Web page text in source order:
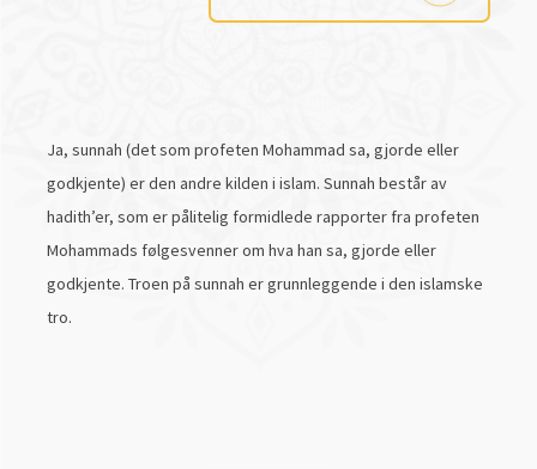
Ja, sunnah (det som profeten Mohammad sa, gjorde eller
godkjente) er den andre kilden i islam. Sunnah består av
hadith’er, som er pålitelig formidlede rapporter fra profeten
Mohammads følgesvenner om hva han sa, gjorde eller
godkjente. Troen på sunnah er grunnleggende i den islamske
tro.